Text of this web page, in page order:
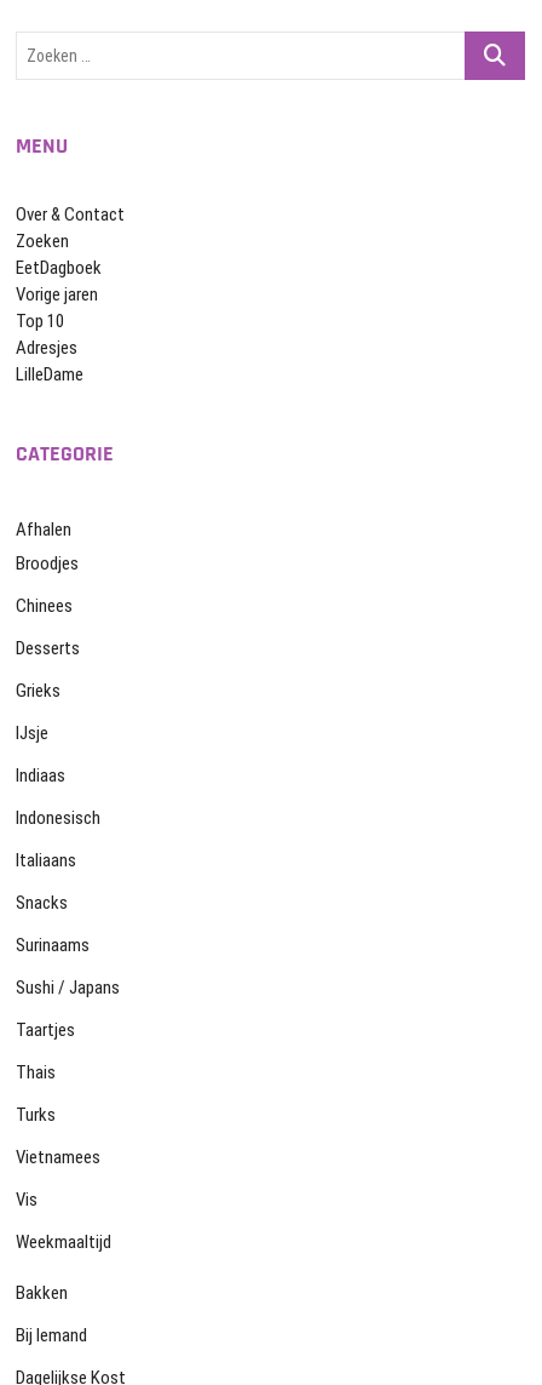
Zoeken
MENU
Over & Contact
Zoeken
EetDagboek
Vorige jaren
Top 10
Adresjes
LilleDame
CATEGORIE
Afhalen
Broodjes
Chinees
Desserts
Grieks
IJsje
Indiaas
Indonesisch
Italiaans
Snacks
Surinaams
Sushi / Japans
Taartjes
Thais
Turks
Vietnamees
Vis
Weekmaaltijd
Bakken
Bij Iemand
Dagelijkse Kost